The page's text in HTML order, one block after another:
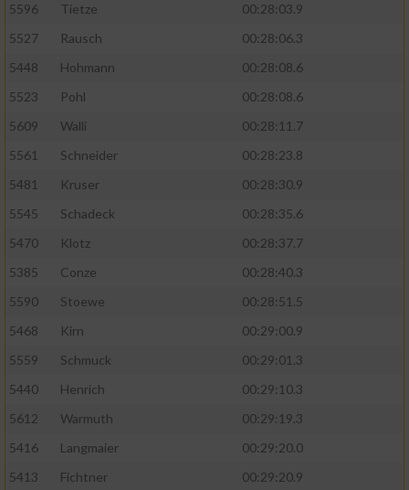
5596
Tietze
00:28:03.9
5527
Rausch
00:28:06.3
5448
Hohmann
00:28:08.6
5523
Pohl
00:28:08.6
5609
Walli
00:28:11.7
5561
Schneider
00:28:23.8
5481
Kruser
00:28:30.9
5545
Schadeck
00:28:35.6
5470
Klotz
00:28:37.7
5385
Conze
00:28:40.3
5590
Stoewe
00:28:51.5
5468
Kirn
00:29:00.9
5559
Schmuck
00:29:01.3
5440
Henrich
00:29:10.3
5612
Warmuth
00:29:19.3
5416
Langmaier
00:29:20.0
5413
Fichtner 00:29:20.9